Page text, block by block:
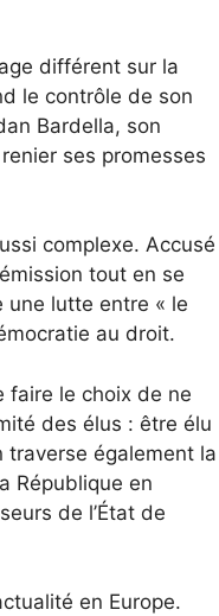
différent sur la
le contrôle de son
Bardella, son
ses promesses
complexe. Accusé
tout en se
une lutte entre « le
au droit.
faire le choix de ne
des élus : être élu
également la
République en
de l’État de
en Europe.